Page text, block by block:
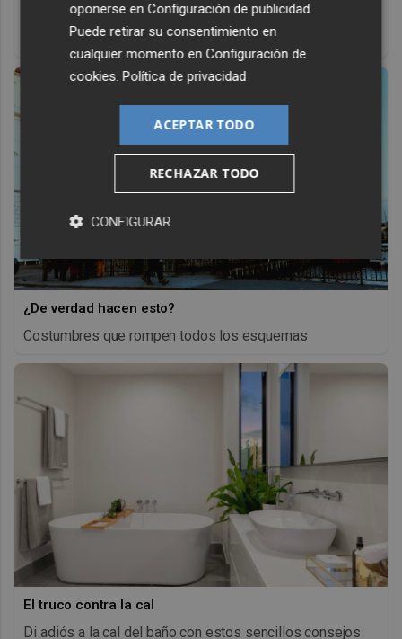
Belleza indomable
El diamante que simboliza la feminidad indomable
¿De verdad hacen esto?
Costumbres que rompen todos los esquemas
El truco contra la cal
Di adiós a la cal del baño con estos sencillos consejos
oponerse enConfiguración de publicidad.
Puede retirar su consentimiento en
cualquier momento enConfiguración de
cookies.Política de privacidad
ACEPTAR TODO
RECHAZAR TODO
CONFIGURAR